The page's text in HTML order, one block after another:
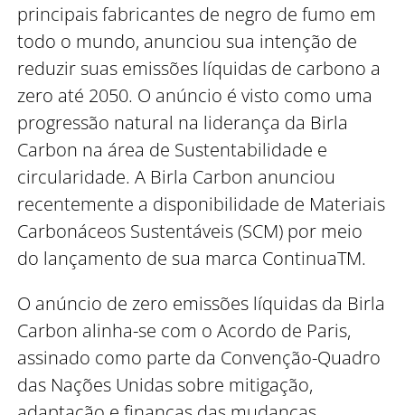
principais fabricantes de negro de fumo em
todo o mundo, anunciou sua intenção de
reduzir suas emissões líquidas de carbono a
zero até 2050. O anúncio é visto como uma
progressão natural na liderança da Birla
Carbon na área de Sustentabilidade e
circularidade. A Birla Carbon anunciou
recentemente a disponibilidade de Materiais
Carbonáceos Sustentáveis (SCM) por meio
do lançamento de sua marca ContinuaTM.
O anúncio de zero emissões líquidas da Birla
Carbon alinha-se com o Acordo de Paris,
assinado como parte da Convenção-Quadro
das Nações Unidas sobre mitigação,